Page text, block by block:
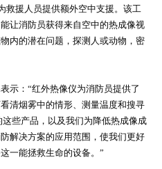
救援人员提供额外空中支援。该工
让消防员获得来自空中的热成像视
内的潜在问题，探测人或动物，密
示：“红外热像仪为消防员提供了
清烟雾中的情形、测量温度和搜寻
些产品，以及我们为降低热成像成
解决方案的应用范围，使我们更好
一能拯救生命的设备。”